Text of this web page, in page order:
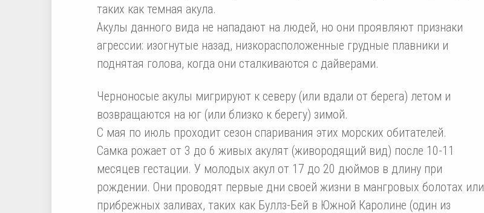
таких как темная акула.
Акулы данного вида не нападают на людей, но они проявляют признаки
агрессии: изогнутые назад, низкорасположенные грудные плавники и
поднятая голова, когда они сталкиваются с дайверами.
Черноносые акулы мигрируют к северу (или вдали от берега) летом и
возвращаются на юг (или близко к берегу) зимой.
С мая по июль проходит сезон спаривания этих морских обитателей.
Самка рожает от 3 до 6 живых акулят (живородящий вид) после 10-11
месяцев гестации. У молодых акул от 17 до 20 дюймов в длину при
рождении. Они проводят первые дни своей жизни в мангровых болотах или
прибрежных заливах, таких как Буллз-Бей в Южной Каролине (один из